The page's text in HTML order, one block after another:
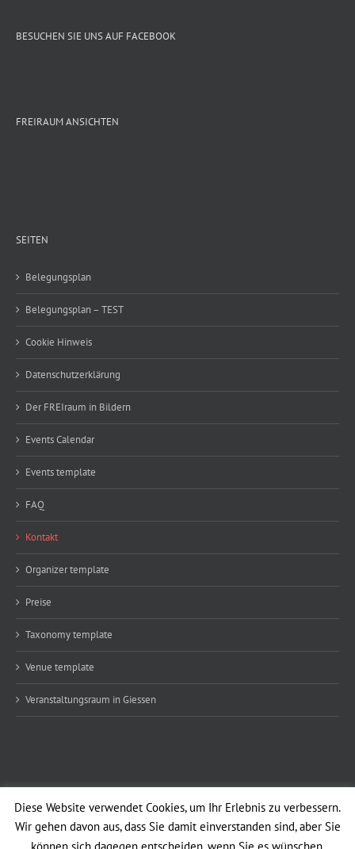
BESUCHEN SIE UNS AUF FACEBOOK
FREIRAUM ANSICHTEN
SEITEN
Belegungsplan
Belegungsplan – TEST
Cookie Hinweis
Datenschutzerklärung
Der FREIraum in Bildern
Events Calendar
Events template
FAQ
Kontakt
Organizer template
Preise
Taxonomy template
Venue template
Veranstaltungsraum in Giessen
Copyright 2026Green Minds VentureGmbH | All Rights Reserved
E-
FacebookInstagram
Flickr X VimeoYouTubePinterest
Diese Website verwendet Cookies, um Ihr Erlebnis zu verbessern.
Wir gehen davon aus, dass Sie damit einverstanden sind, aber Sie